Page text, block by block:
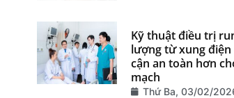
Kỹ thuật điều trị
lượng từ xung
cận an toàn hơn
mạch
Thứ Ba, 03/02/